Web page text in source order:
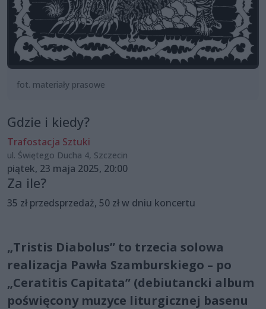
fot. materiały prasowe
Gdzie i kiedy?
Trafostacja Sztuki
ul. Świętego Ducha 4, Szczecin
piątek, 23 maja 2025, 20:00
Za ile?
35 zł przedsprzedaż, 50 zł w dniu koncertu
„Tristis Diabolus” to trzecia solowa
realizacja Pawła Szamburskiego – po
„Ceratitis Capitata” (debiutancki album
poświęcony muzyce liturgicznej basenu